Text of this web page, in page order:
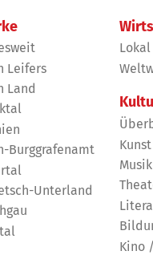
Leifers
Land
Burggrafenamt
Unterland
Lokal
Kunst
Musik
Kino